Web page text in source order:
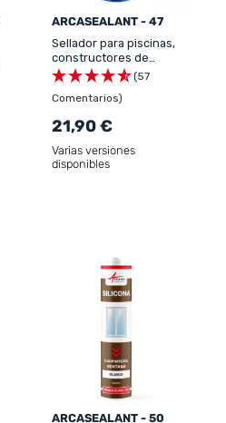
ARCASEALANT - 47
Sellador para piscinas,
constructores de
piscinas, spa, centros de
bienestar -
ARCASEALANT - 47
(57
Comentarios)
21,90 €
Varias versiones
disponibles
ARCASEALANT - 50